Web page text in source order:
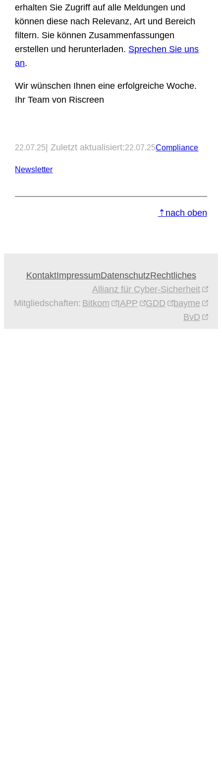
erhalten Sie Zugriff auf alle Meldungen und
können diese nach Relevanz, Art und Bereich
filtern. Sie können Zusammenfassungen
erstellen und herunterladen. Sprechen Sie uns
an.
Wir wünschen Ihnen eine erfolgreiche Woche.
Ihr Team von Riscreen
22.07.25 | Zuletzt aktualisiert:22.07.25Compliance
Newsletter
⇡nach oben
KontaktImpressumDatenschutzRechtliches
Mitgliedschaften:
Allianz für Cyber-Sicherheit
Bitkom
IAPP GDD
bayme
BvD